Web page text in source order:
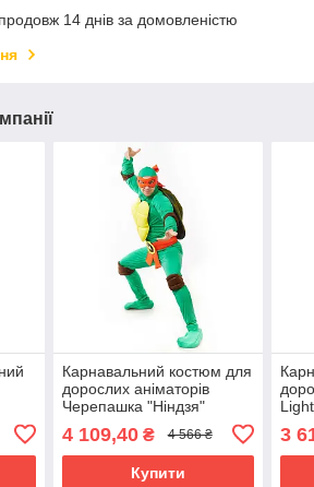
14 днів за домовленістю
Карнавальний костюм для
дорослих аніматорів
Черепашка "Ніндзя"
4 109,40₴ 4 566 ₴
Купити
3